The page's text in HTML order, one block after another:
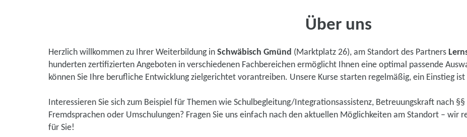
Über uns
Herzlich willkommen zu Ihrer Weiterbildung in Schwäbisch Gmünd (Marktplatz 26), am Standort des Partners
hunderten zertifizierten Angeboten in verschiedenen Fachbereichen ermöglicht Ihnen eine optimal passende
können Sie Ihre berufliche Entwicklung zielgerichtet vorantreiben. Unsere Kurse starten regelmäßig, ein Einstieg
Interessieren Sie sich zum Beispiel für Themen wie Schulbegleitung/Integrationsassistenz, Betreuungskraft nach
Fremdsprachen oder Umschulungen? Fragen Sie uns einfach nach den aktuellen Möglichkeiten am Standort – wir
für Sie!